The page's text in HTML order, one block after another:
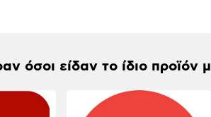
όσοι είδαν το ίδιο προϊόν